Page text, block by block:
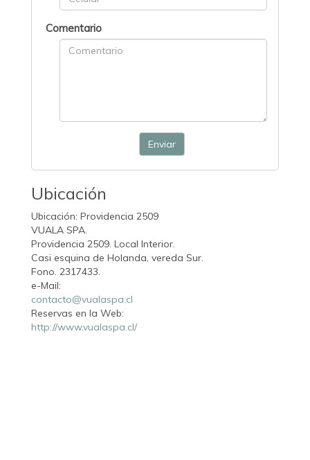
Comentario
Enviar
Ubicación
Ubicación: Providencia 2509
VUALA SPA.
Providencia 2509. Local Interior.
Casi esquina de Holanda, vereda Sur.
Fono. 2317433.
e-Mail:
contacto@vualaspa.cl
Reservas en la Web:
http://www.vualaspa.cl/